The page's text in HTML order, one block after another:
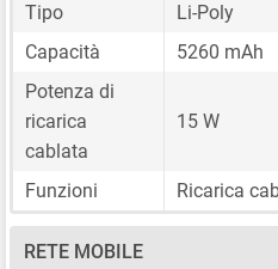
Tipo
Li-Poly
Capacità
5260 mAh
Potenza di
ricarica
cablata
15 W
Funzioni Ricarica
RETE MOBILE